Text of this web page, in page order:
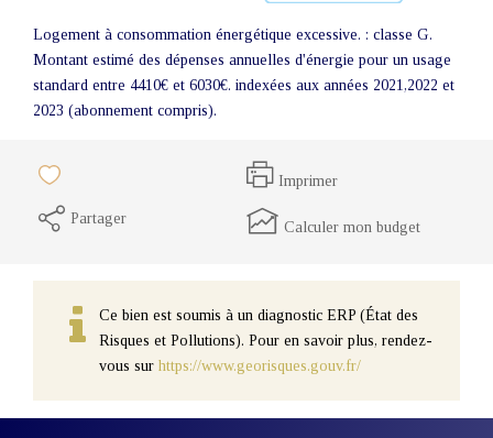
Logement à consommation énergétique excessive. : classe G.
Montant estimé des dépenses annuelles d'énergie pour un usage
standard entre 4410€ et 6030€. indexées aux années 2021,2022 et
2023 (abonnement compris).
Imprimer
Partager
Calculer mon budget
Ce bien est soumis à un diagnostic ERP (État des
Risques et Pollutions). Pour en savoir plus, rendez-
vous sur https://www.georisques.gouv.fr/